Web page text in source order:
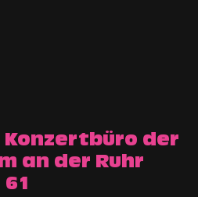
Konzertbüro der
an der Ruhr